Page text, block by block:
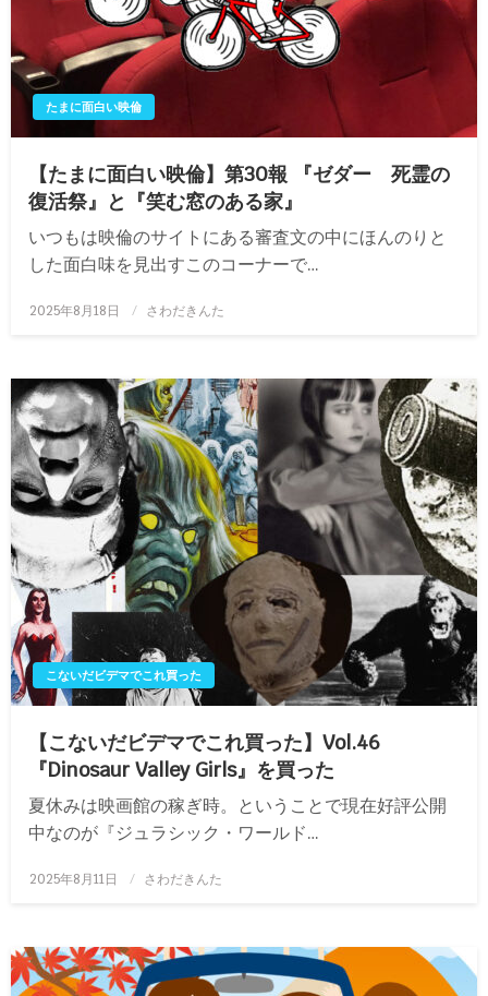
たまに面白い映倫
【たまに面白い映倫】第30報 『ゼダー 死霊の
復活祭』と『笑む窓のある家』
いつもは映倫のサイトにある審査文の中にほんのりと
した面白味を見出すこのコーナーで…
投
2025年8月18日 さわだきんた
こないだビデマでこれ買った
【こないだビデマでこれ買った】Vol.46
『Dinosaur Valley Girls』を買った
夏休みは映画館の稼ぎ時。ということで現在好評公開
中なのが『ジュラシック・ワールド…
投
2025年8月11日 さわだきんた